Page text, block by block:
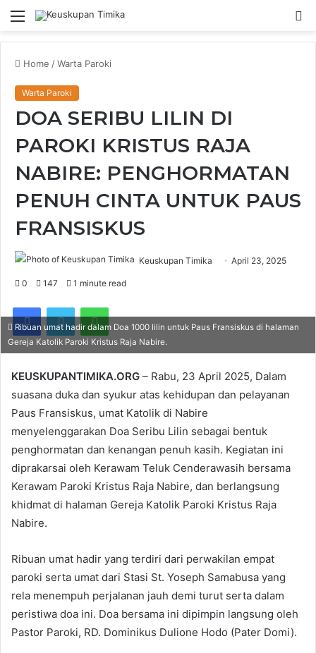
Menu
Home /Warta Paroki
Warta Paroki
DOA SERIBU LILIN DI
PAROKI KRISTUS RAJA
NABIRE: PENGHORMATAN
PENUH CINTA UNTUK PAUS
FRANSISKUS
Keuskupan Timika April 23, 2025
0 147 1 minute read
Ribuan umat hadir dalam Doa 1000 lilin untuk Paus Fransiskus di halaman
Gereja Katolik Paroki Kristus Raja Nabire.
KEUSKUPANTIMIKA.ORG – Rabu, 23 April 2025, Dalam
suasana duka dan syukur atas kehidupan dan pelayanan
Paus Fransiskus, umat Katolik di Nabire
menyelenggarakan Doa Seribu Lilin sebagai bentuk
penghormatan dan kenangan penuh kasih. Kegiatan ini
diprakarsai oleh Kerawam Teluk Cenderawasih bersama
Kerawam Paroki Kristus Raja Nabire, dan berlangsung
khidmat di halaman Gereja Katolik Paroki Kristus Raja
Nabire.
Ribuan umat hadir yang terdiri dari perwakilan empat
paroki serta umat dari Stasi St. Yoseph Samabusa yang
rela menempuh perjalanan jauh demi turut serta dalam
peristiwa doa ini. Doa bersama ini dipimpin langsung oleh
Pastor Paroki, RD. Dominikus Dulione Hodo (Pater Domi).